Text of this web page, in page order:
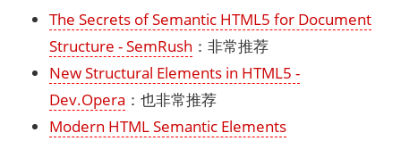
The Secrets of Semantic HTML5 for Document
Structure - SemRush ：非常推荐
New Structural Elements in HTML5 -
Dev.Opera ：也非常推荐
Modern HTML Semantic Elements